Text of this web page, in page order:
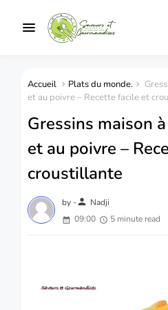
Accueil Plats du monde.
et au poivre – Recette facile et
Gressins maison
et au poivre –
croustillante
by -person Nadji
09:00
5 minute read